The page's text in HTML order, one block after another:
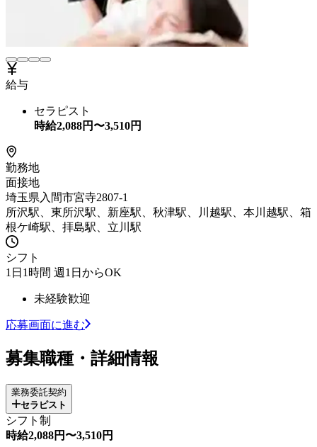
給与
セラピスト
時給2,088円〜3,510円
勤務地
面接地
埼玉県入間市宮寺2807-1
所沢駅、東所沢駅、新座駅、秋津駅、川越駅、本川越駅、箱
根ケ崎駅、拝島駅、立川駅
シフト
1日1時間 週1日からOK
未経験歓迎
応募画面に進む
募集職種・詳細情報
業務委託契約
セラピスト
シフト制
時給2,088円〜3,510円